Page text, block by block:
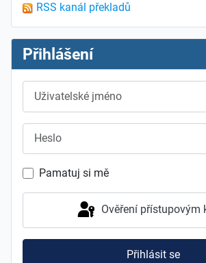
RSS kanál překladů
Přihlášení
Pamatuj si mě
Ověření přístupovým
Přihlásit se